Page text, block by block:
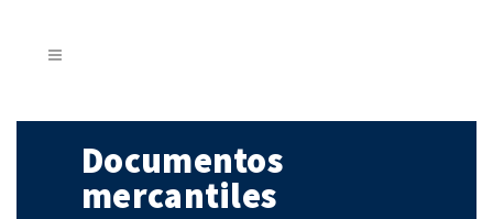
Documentos
mercantiles